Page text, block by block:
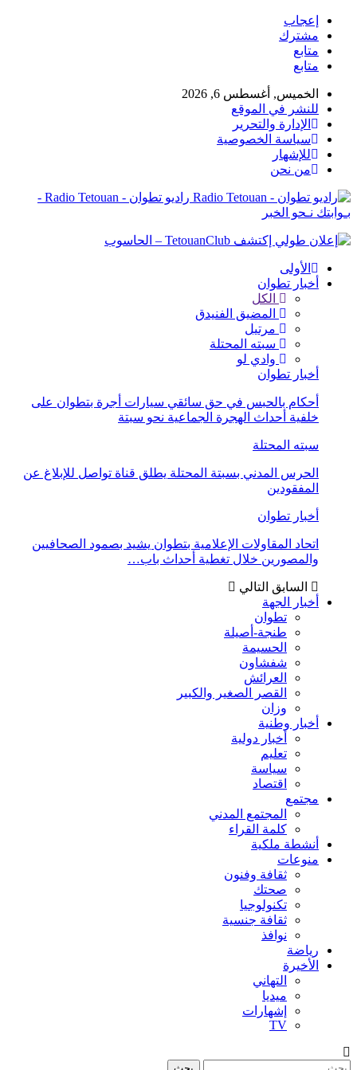
إعجاب
مشترك
متابع
متابع
الخميس, أغسطس 6, 2026
للنشر في الموقع
الإدارة والتحرير
سياسة الخصوصية
للإشهار
من نحن
راديو تطوان - Radio Tetouan -
بـوابتك نـحو الخبر
الأولى
أخبار تطوان
الكل
المضيق الفنيدق
مرتيل
سبته المحتلة
وادي لو
أخبار تطوان
أحكام بالحبس في حق سائقي سيارات أجرة بتطوان على
خلفية أحداث الهجرة الجماعية نحو سبتة
سبته المحتلة
الحرس المدني بسبتة المحتلة يطلق قناة تواصل للإبلاغ عن
المفقودين
أخبار تطوان
اتحاد المقاولات الإعلامية بتطوان يشيد بصمود الصحافيين
والمصورين خلال تغطية أحداث باب…
السابق التالي
أخبار الجهة
تطوان
طنجة-أصيلة
الحسيمة
شفشاون
العرائش
القصر الصغير والكبير
وزان
أخبار وطنية
أخبار دولية
تعليم
سياسة
اقتصاد
مجتمع
المجتمع المدني
كلمة القراء
أنشطة ملكية
منوعات
ثقافة وفنون
صحتك
تكنولوجيا
ثقافة جنسية
نوافذ
رياضة
الأخيرة
التهاني
ميديا
إشهارات
TV